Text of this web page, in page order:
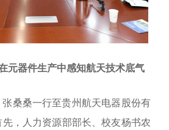
在元器件生产中感知航天技术底气
张桑桑一行至贵州航天电器股份有
，人力资源部部长、校友杨书农